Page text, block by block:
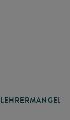
LEHRERMANGEL